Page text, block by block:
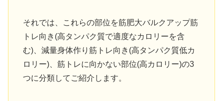
それでは、これらの部位を筋肥大バルクアップ筋
トレ向き(高タンパク質で適度なカロリーを含
む)、減量身体作り筋トレ向き(高タンパク質低カ
ロリー)、筋トレに向かない部位(高カロリー)の3
つに分類してご紹介します。